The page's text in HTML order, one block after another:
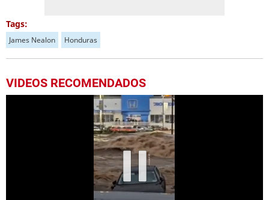
Tags:
James Nealon Honduras
VIDEOS RECOMENDADOS